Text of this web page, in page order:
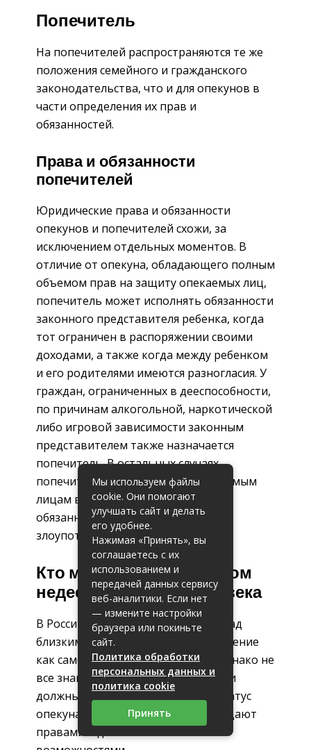
Попечитель
На попечителей распространяются те же
положения семейного и гражданского
законодательства, что и для опекунов в
части определения их прав и
обязанностей.
Права и обязанности
попечителей
Юридические права и обязанности
опекунов и попечителей схожи, за
исключением отдельных моментов. В
отличие от опекуна, обладающего полным
объемом прав на защиту опекаемых лиц,
попечитель может исполнять обязанности
законного представителя ребенка, когда
тот ограничен в распоряжении своими
доходами, а также когда между ребенком
и его родителями имеются разногласия. У
граждан, ограниченных в дееспособности,
по причинам алкогольной, наркотической
либо игровой зависимости законным
представителем также назначается
попечитель. В остальных случаях
попечитель лишь помогает опекаемым
лицам в реализации их прав и
обязанностей, и пресекает
злоупотребление их правами.
Кто может быть опекуном
недееспособного человека
В России часто оформляют опеку над
близкими родственниками. Это явление
как само по себе разумеющееся. Однако не
все знают, какие обязательства они
должны выполнять, приобретая статус
опекуна, а также, какими они обладают
правами и дополнительными
Мы используем файлы
cookie. Они помогают
улучшать сайт и делать
его удобнее.
Нажимая «Принять», вы
соглашаетесь с их
использованием и
передачей данных сервису
веб-аналитики. Если нет
— измените настройки
браузера или покиньте
сайт.
Политика обработки
персональных данных и
политика cookie
Принять